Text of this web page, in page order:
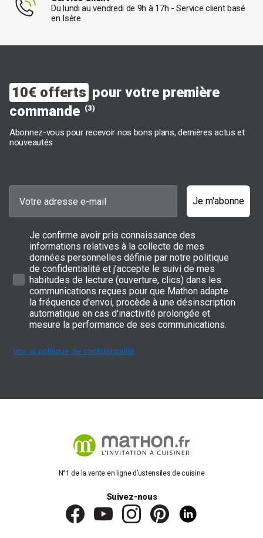
Du lundi au vendredi de 9h à 17h - Service client basé
en Isère
10€ offerts pour votre première
commande (3)
Abonnez-vous pour recevoir nos bons plans, dernières actus et
nouveautés
Je m'abonne
Je confirme avoir pris connaissance des
informations relatives à la collecte de mes
données personnelles définie par notre politique
de confidentialité et j’accepte le suivi de mes
habitudes de lecture (ouverture, clics) dans les
communications reçues pour que Mathon adapte
la fréquence d'envoi, procède à une désinscription
automatique en cas d'inactivité prolongée et
mesure la performance de ses communications.
Voir la politique de confidentialité
N°1 de la vente en ligne d’ustensiles de cuisine
Suivez-nous